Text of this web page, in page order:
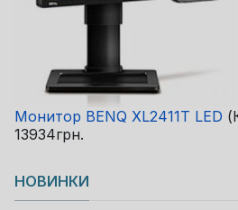
Монитор BENQ XL2411T LED
13934грн.
НОВИНКИ